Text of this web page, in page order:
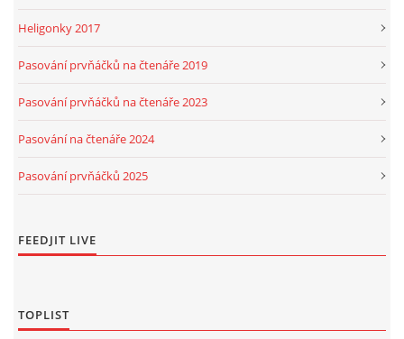
Heligonky 2017
Pasování prvňáčků na čtenáře 2019
Pasování prvňáčků na čtenáře 2023
Pasování na čtenáře 2024
Pasování prvňáčků 2025
FEEDJIT LIVE
TOPLIST